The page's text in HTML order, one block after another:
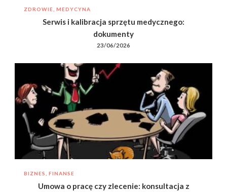
ZDROWIE, MEDYCYNA
Serwis i kalibracja sprzętu medycznego:
dokumenty
23/06/2026
BIZNES, FINANSE
Umowa o pracę czy zlecenie: konsultacja z